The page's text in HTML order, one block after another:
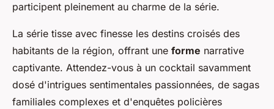
participent pleinement au charme de la série.
La série tisse avec finesse les destins croisés des
habitants de la région, offrant une forme narrative
captivante. Attendez-vous à un cocktail savamment
dosé d'intrigues sentimentales passionnées, de sagas
familiales complexes et d'enquêtes policières